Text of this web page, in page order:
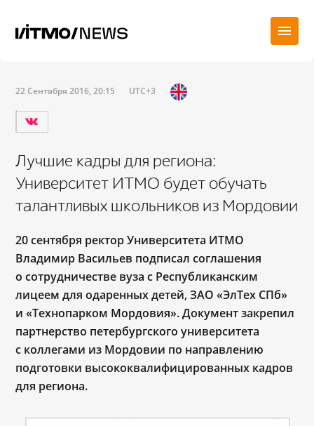
22 Сентября 2016, 20:15 UTC+3
Лучшие кадры для региона:
Университет ИТМО будет обучать
талантливых школьников из Мордовии
20 сентября ректор Университета ИТМО
Владимир Васильев подписал соглашения
о сотрудничестве вуза с Республиканским
лицеем для одаренных детей, ЗАО «ЭлТех СПб»
и «Технопарком Мордовия». Документ закрепил
партнерство петербургского университета
с коллегами из Мордовии по направлению
подготовки высококвалифицированных кадров
для региона.